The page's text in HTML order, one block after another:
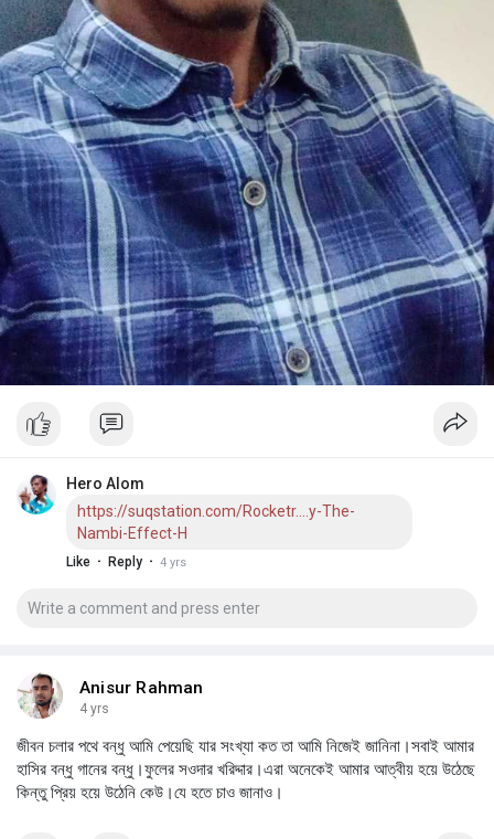
Hero Alom
https://suqstation.com/Rocketr....y-The-
Nambi-Effect-H
Like · Reply · 4 yrs
Anisur Rahman
4 yrs
জীবন চলার পথে বন্ধু আমি পেয়েছি যার সংখ্যা কত তা আমি নিজেই জানিনা।সবাই আমার
হাসির বন্ধু গানের বন্ধু।ফুলের সওদার খরিদ্দার।এরা অনেকেই আমার আত্বীয় হয়ে উঠেছে
কিন্তু প্রিয় হয়ে উঠেনি কেউ।যে হতে চাও জানাও।